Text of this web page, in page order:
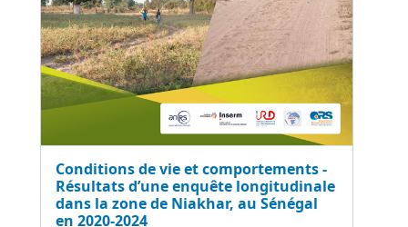
Conditions de vie et comportements -
Résultats d’une enquête longitudinale
dans la zone de Niakhar, au Sénégal
en 2020-2024